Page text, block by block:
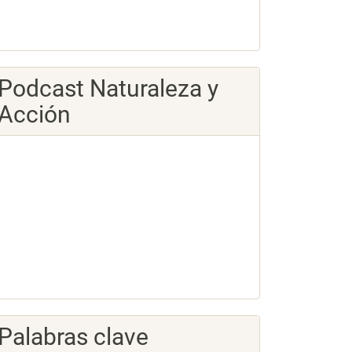
Podcast Naturaleza y
Palabras clave